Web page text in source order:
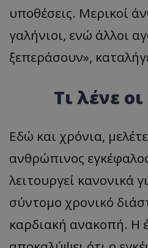
υποθέσεις. Μερικοί
γαλήνιοι, ενώ άλλοι
ξεπεράσουν»,
Τι λένε
Εδώ και χρόνια,
ανθρώπινος
λειτουργεί κανονικά
σύντομο χρονικό
καρδιακή ανακοπή. Η